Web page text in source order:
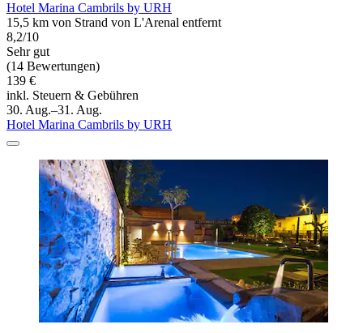
Hotel Marina Cambrils by URH
15,5 km von Strand von L'Arenal entfernt
8,2/10
Sehr gut
(14 Bewertungen)
139 €
inkl. Steuern & Gebühren
30. Aug.–31. Aug.
Hotel Marina Cambrils by URH